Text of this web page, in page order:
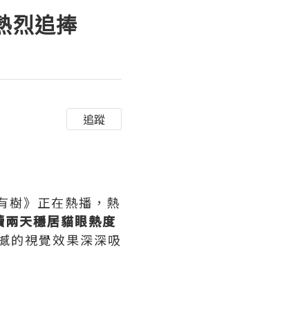
烈追捧
追蹤
樹》正在熱播，熱
兩天穩居貓眼熱度
的視覺效果深深吸